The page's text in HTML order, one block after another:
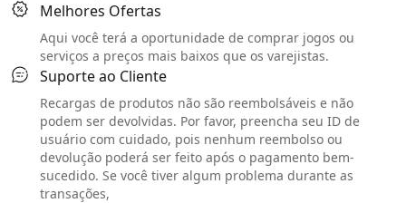
Melhores Ofertas
Aqui você terá a oportunidade de comprar jogos ou
serviços a preços mais baixos que os varejistas.
Suporte ao Cliente
Recargas de produtos não são reembolsáveis e não
podem ser devolvidas. Por favor, preencha seu ID de
usuário com cuidado, pois nenhum reembolso ou
devolução poderá ser feito após o pagamento bem-
sucedido. Se você tiver algum problema durante as
transações,